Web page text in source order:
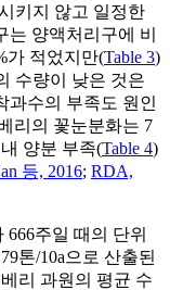
키지 않고 일정한
양액처리구에 비
가 적었지만(Table 3)
수량이 낮은 것은
과수의 부족도 원인
리의 꽃눈분화는 7
양분 부족(Table 4)
등, 2016; RDA,
주일 때의 단위
톤/10a으로 산출된
리 과원의 평균 수